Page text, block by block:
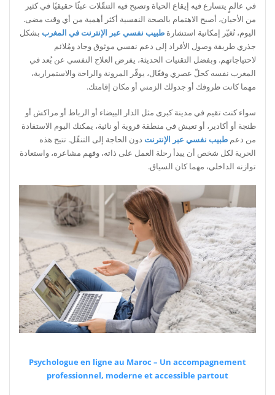
في عالمٍ يتسارع فيه إيقاع الحياة وتصبح فيه التنقّلات عبئًا حقيقيًا في كثير
من الأحيان، أصبح الاهتمام بالصحة النفسية أكثر أهمية من أي وقت مضى.
اليوم، تُغيّر إمكانية استشارة طبيب نفسي عبر الإنترنت في المغرب بشكل
جذري طريقة وصول الأفراد إلى دعم نفسي موثوق وجاد ومُلائم
لاحتياجاتهم. وبفضل التقنيات الحديثة، يفرض العلاج النفسي عن بُعد في
المغرب نفسه كحلّ عصري وفعّال، يوفّر المرونة والراحة والاستمرارية،
مهما كانت ظروفك أو جدولك الزمني أو مكان إقامتك.
سواء كنت تقيم في مدينة كبرى مثل الدار البيضاء أو الرباط أو مراكش أو
طنجة أو أكادير، أو تعيش في منطقة قروية أو نائية، يمكنك اليوم الاستفادة
من دعم طبيب نفسي عبر الإنترنت دون الحاجة إلى التنقّل. تتيح هذه
الحرية لكل شخص أن يبدأ رحلة العمل على ذاته، وفهم مشاعره، واستعادة
توازنه الداخلي، مهما كان السياق.
Psychologue en ligne au Maroc – Un accompagnement
professionnel, moderne et accessible partout